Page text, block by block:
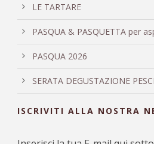
LE TARTARE
PASQUA & PASQUETTA per
PASQUA 2026
SERATA DEGUSTAZIONE
ISCRIVITI ALLA NOSTRA